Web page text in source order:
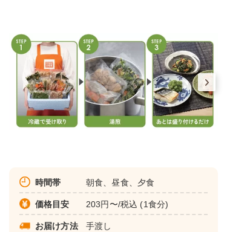
時間帯 朝食、昼食、夕食
価格目安 203円〜/税込 (1食分)
お届け方法 手渡し